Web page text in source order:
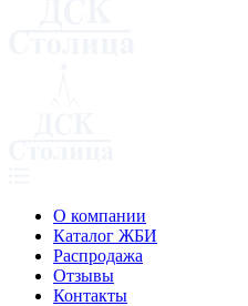
О компании
Каталог ЖБИ
Распродажа
Отзывы
Контакты